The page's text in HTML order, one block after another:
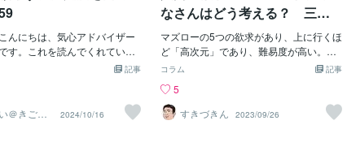
段が、物質的であるというこ
昔前、戦後の日本などは、焼
た。物質的にないものばかり
ういう状況では低次の欲求が
いますから、物質的に世の中
ニーズがありました。パナソ
始者である松下幸之助さん
哲学」というものを唱え、
が全く必要ないのかと言われると決して
そうではありません。時には必要なプラ
イドもあります。これは間違いありませ
ん。プライドは自分を鼓舞するときに必
要不可欠ですし、自分に自信を持つため
にはとても大切な物でもあります。 私
が言う「プライドからの脱却」のプライ
ドとは、人生において必要のないプライ
んにちは、気心アドバイザー
す。これを読んでくれている
マズローの5段階欲求説をご存
解説していますので、安心し
てください。「1円もかけない
を上げろ」という言葉は、私
記事
＠きごこ
バイザー
2024/10/16
なさんはどう考える？ 三大
欲求の上に「みげか」だと俺
は思っている
マズローの5つの欲求があり、上に行くほ
ど「高次元」であり、難易度が高い。下
の欲求は、生物が本能的に求める欲望で
い。食欲、性欲、睡眠欲。ついでに排泄
欲。この４つは生理的欲求として、あら
ゆる生物が持っていて、自然と行う。人
記事
コラム
5
すきづきん
2023/09/26